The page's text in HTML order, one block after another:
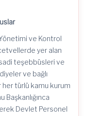
Yönetimi ve Kontrol
cetvellerde yer alan
teşebbüsleri ve
ve bağlı
her türlü kamu kurum
Başkanlığınca
Devlet Personel